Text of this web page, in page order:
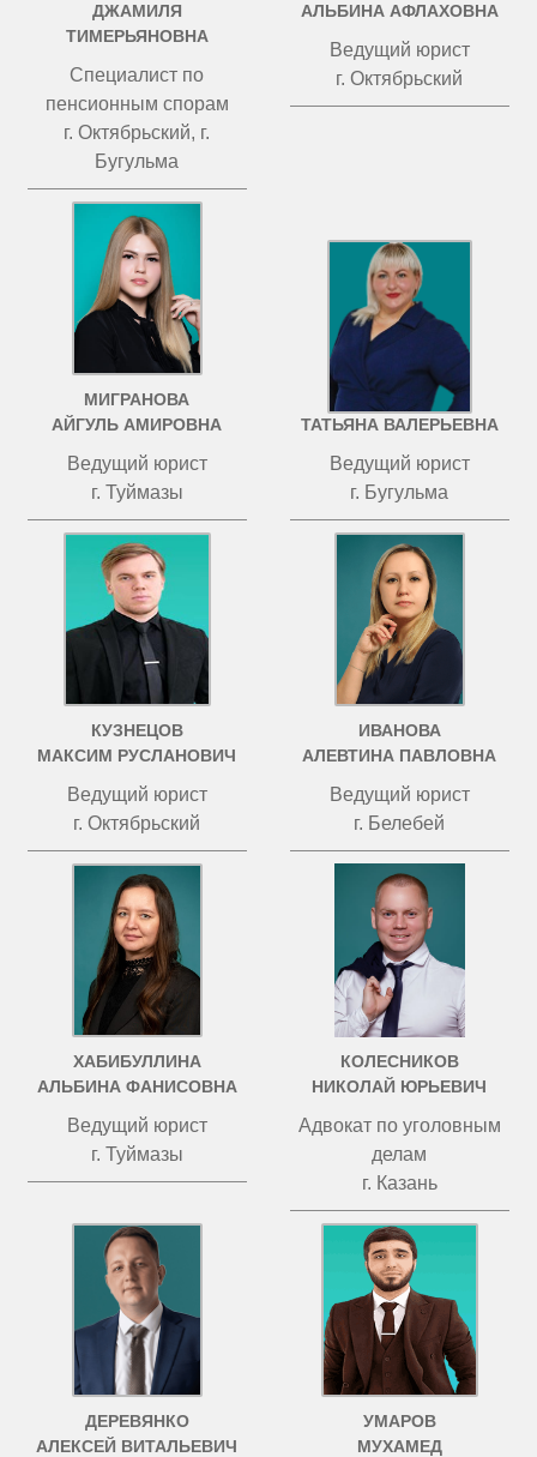
ДЖАМИЛЯ
ТИМЕРЬЯНОВНА
Специалист по
пенсионным спорам
г. Октябрьский, г.
Бугульма
АЛЬБИНА АФЛАХОВНА
Ведущий юрист
г. Октябрьский
МИГРАНОВА
АЙГУЛЬ АМИРОВНА
Ведущий юрист
г. Туймазы
ЧИСТОВА
ТАТЬЯНА ВАЛЕРЬЕВНА
Ведущий юрист
г. Бугульма
КУЗНЕЦОВ
МАКСИМ РУСЛАНОВИЧ
Ведущий юрист
г. Октябрьский
ИВАНОВА
АЛЕВТИНА ПАВЛОВНА
Ведущий юрист
г. Белебей
ХАБИБУЛЛИНА
АЛЬБИНА ФАНИСОВНА
Ведущий юрист
г. Туймазы
КОЛЕСНИКОВ
НИКОЛАЙ ЮРЬЕВИЧ
Адвокат по уголовным
делам
г. Казань
ДЕРЕВЯНКО
АЛЕКСЕЙ ВИТАЛЬЕВИЧ
УМАРОВ
МУХАМЕД